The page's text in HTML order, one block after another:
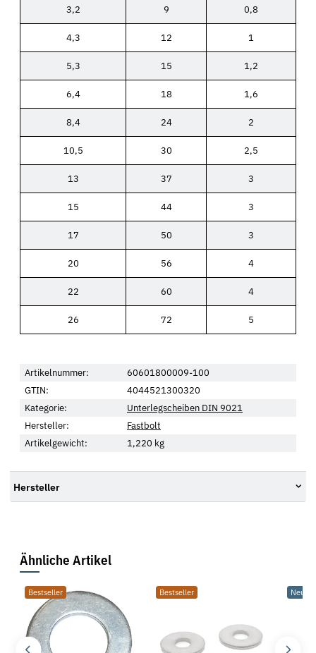
3,2 9 0,8
4,3 12 1
5,3 15 1,2
6,4 18 1,6
8,4 24 2
10,5 30 2,5
13 37 3
15 44 3
17 50 3
20 56 4
22 60 4
26 72 5
Artikelnummer:
60601800009-100
GTIN:
4044521300320
Kategorie:
Unterlegscheiben DIN 9021
Hersteller:
Fastbolt
Artikelgewicht:
1,220 kg
Hersteller
Ähnliche Artikel
Bestseller Bestseller Neu